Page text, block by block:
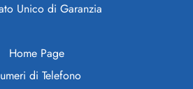
Unico di Garanzia
Home Page
di Telefono